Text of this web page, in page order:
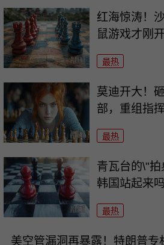
红海惊涛！
鼠游戏才刚
最热
莫迪开大！
部，重组指
最热
青瓦台的\"
韩国站起来吗
最热
美空管漏洞再暴露！特朗普专